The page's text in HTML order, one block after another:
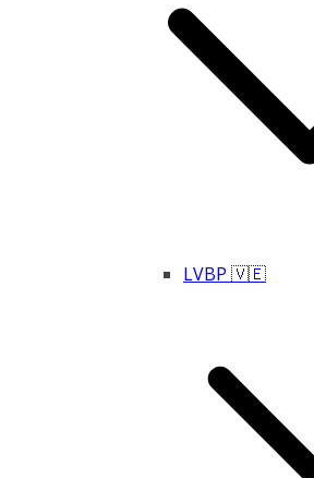
LVBP 🇻🇪